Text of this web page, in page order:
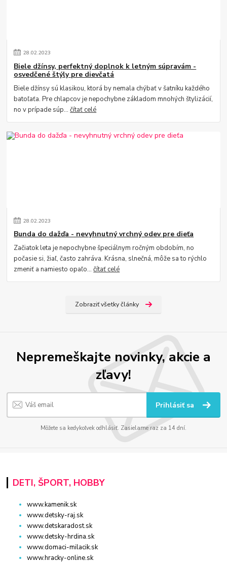
28.02.2023
Biele džínsy, perfektný doplnok k letným súpravám -
osvedčené štýly pre dievčatá
Biele džínsy sú klasikou, ktorá by nemala chýbať v šatníku každého
batoľaťa. Pre chlapcov je nepochybne základom mnohých štylizácií,
no v prípade súp...čítať celé
28.02.2023
Bunda do dažďa - nevyhnutný vrchný odev pre dieťa
Začiatok leta je nepochybne špeciálnym ročným obdobím, no
počasie si, žiaľ, často zahráva. Krásna, slnečná, môže sa to rýchlo
zmeniť a namiesto opaľo...čítať celé
Zobraziť všetky články
Nepremeškajte novinky, akcie a
zľavy!
Prihlásiť sa
Môžete sa kedykoľvek odhlásiť. Zasielame raz za 14 dní.
DETI, ŠPORT, HOBBY
www.kamenik.sk
www.detsky-raj.sk
www.detskaradost.sk
www.detsky-hrdina.sk
www.domaci-milacik.sk
www.hracky-online.sk